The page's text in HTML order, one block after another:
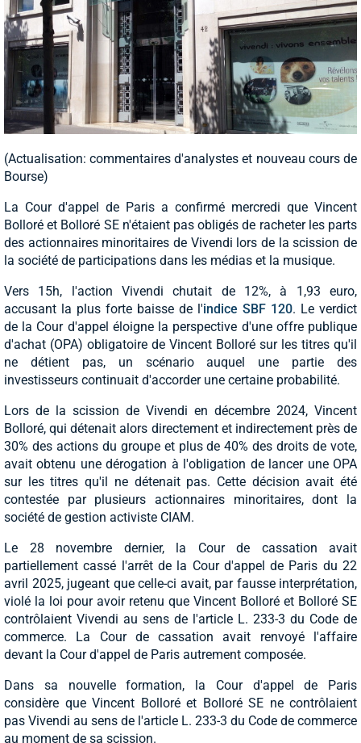
(Actualisation: commentaires d'analystes et nouveau cours de
Bourse)
La Cour d'appel de Paris a confirmé mercredi que Vincent
Bolloré et Bolloré SE n'étaient pas obligés de racheter les parts
des actionnaires minoritaires de Vivendi lors de la scission de
la société de participations dans les médias et la musique.
Vers 15h, l'action Vivendi chutait de 12%, à 1,93 euro,
accusant la plus forte baisse de l'indice SBF 120. Le verdict
de la Cour d'appel éloigne la perspective d'une offre publique
d'achat (OPA) obligatoire de Vincent Bolloré sur les titres qu'il
ne détient pas, un scénario auquel une partie des
investisseurs continuait d'accorder une certaine probabilité.
Lors de la scission de Vivendi en décembre 2024, Vincent
Bolloré, qui détenait alors directement et indirectement près de
30% des actions du groupe et plus de 40% des droits de vote,
avait obtenu une dérogation à l'obligation de lancer une OPA
sur les titres qu'il ne détenait pas. Cette décision avait été
contestée par plusieurs actionnaires minoritaires, dont la
société de gestion activiste CIAM.
Le 28 novembre dernier, la Cour de cassation avait
partiellement cassé l'arrêt de la Cour d'appel de Paris du 22
avril 2025, jugeant que celle-ci avait, par fausse interprétation,
violé la loi pour avoir retenu que Vincent Bolloré et Bolloré SE
contrôlaient Vivendi au sens de l'article L. 233-3 du Code de
commerce. La Cour de cassation avait renvoyé l'affaire
devant la Cour d'appel de Paris autrement composée.
Dans sa nouvelle formation, la Cour d'appel de Paris
considère que Vincent Bolloré et Bolloré SE ne contrôlaient
pas Vivendi au sens de l'article L. 233-3 du Code de commerce
au moment de sa scission.